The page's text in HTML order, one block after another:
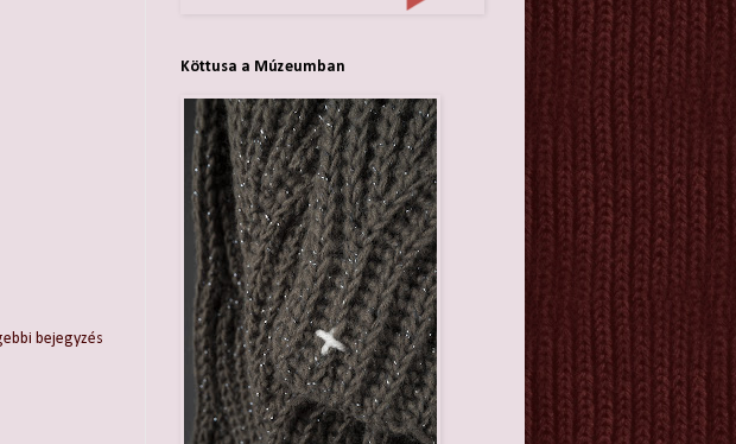
bejegyzés
Köttusa a Múzeumban